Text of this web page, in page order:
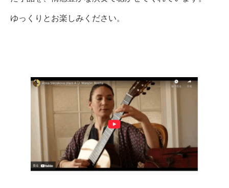
ゆっくりとお楽しみください。